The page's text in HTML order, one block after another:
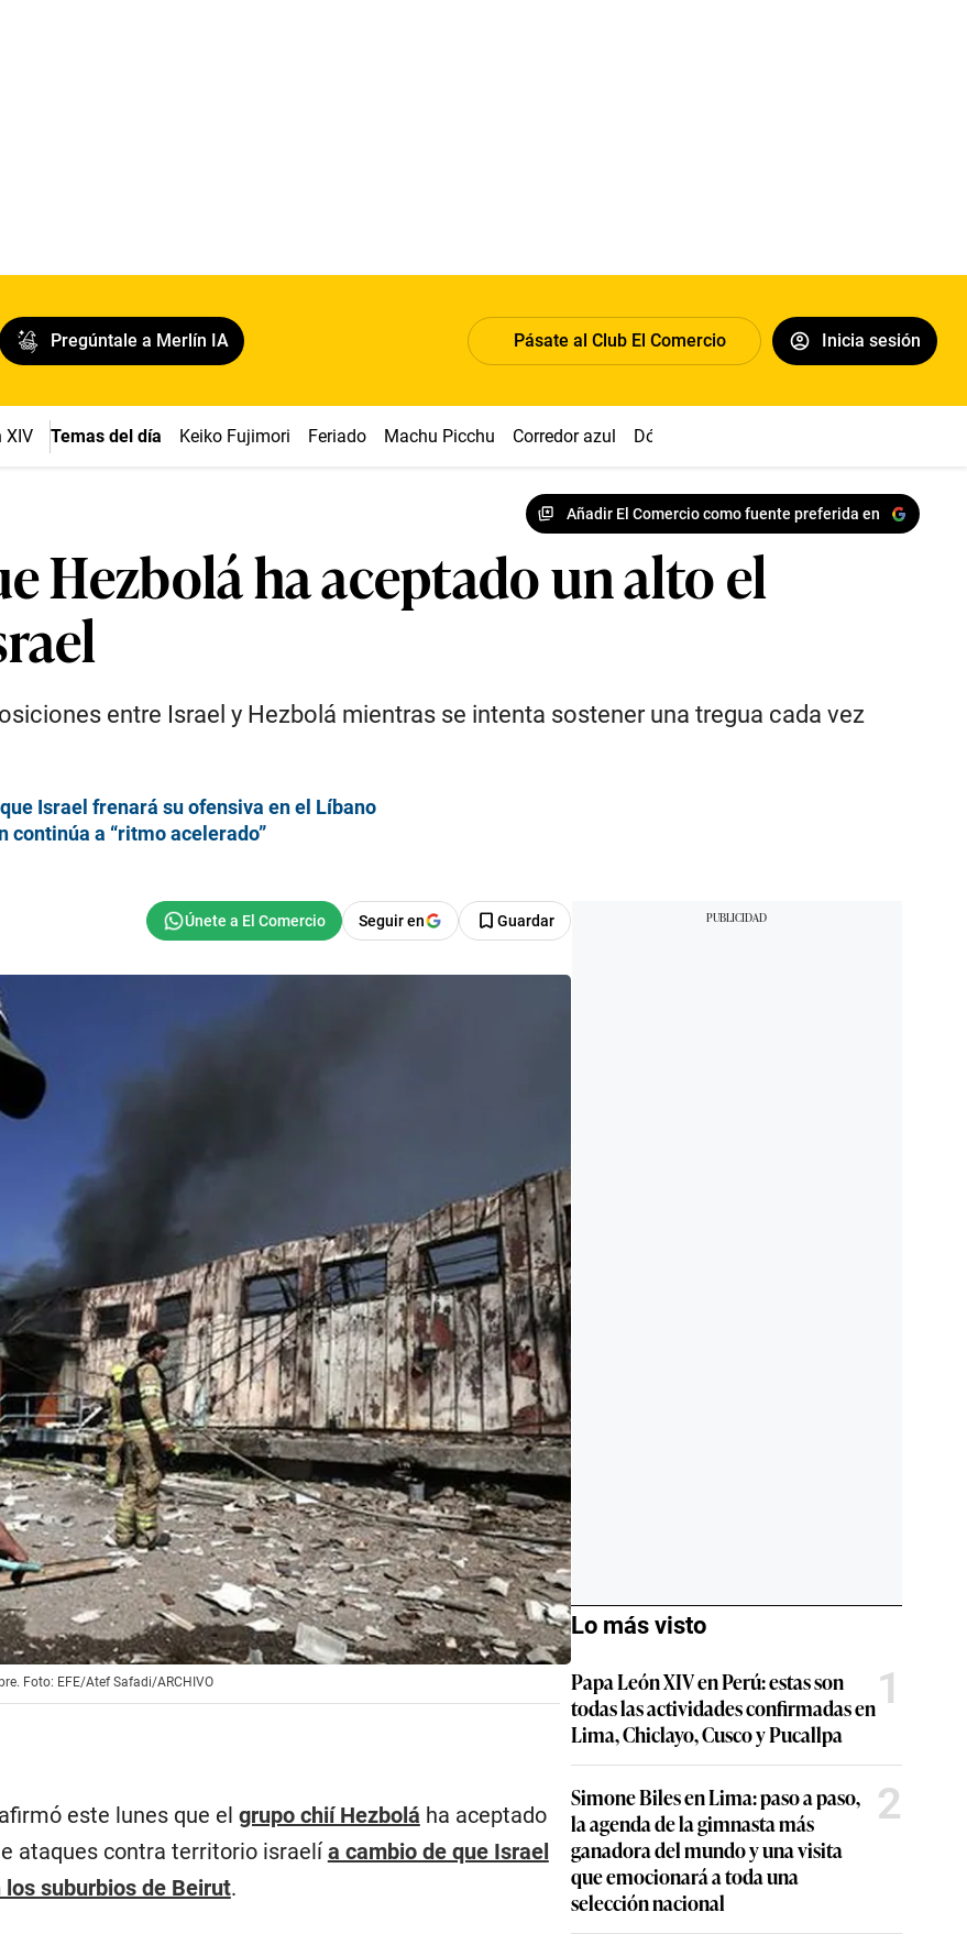
Pregúntale a Merlín IA Pásate al Club El Comercio Inicia sesión
XIV Temas del día Keiko Fujimori Feriado Machu Picchu Corredor azul Dólar
Añadir El Comercio como fuente preferida en
Hezbolá ha aceptado un alto el
entre Israel y Hezbolá mientras se intenta sostener una tregua cada vez
Israel frenará su ofensiva en el Líbano
continúa a “ritmo acelerado”
Seguir en Guardar
Foto: EFE/Atef Safadi/ARCHIVO
este lunes que el grupo chií Hezbolá ha aceptado
ataques contra territorio israelía cambio de que Israel
suburbios de Beirut.
Lo más visto
Papa León XIV en Perú: estas son
todas las actividades confirmadas en
Lima, Chiclayo, Cusco y Pucallpa
1
Simone Biles en Lima: paso a paso,
la agenda de la gimnasta más
ganadora del mundo y una visita
que emocionará a toda una
selección nacional
2